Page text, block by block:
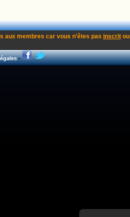
aux membres car vous n'êtes pas inscritou
-